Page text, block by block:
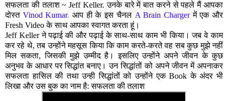
सफलता की तलाश ~ Jeff Keller.उनके बारे में बात करने से पहले मैं आपका
दोस्त Vinod Kumar. आप ही के इस चैनल A Brain Chargerमें एक और
Fresh Video के साथ आपका स्वागत करता हूं।
Jeff Keller ने पढ़ाई की और पढ़ाई के साथ-साथ काम भी किया। जब वे काम
कर रहे थे, तब उन्होंने महसूस किया कि काम करते-करते वह सब कुछ मुझे नहीं
मिल सकता, जिसकी मुझे उम्मीद है। इसलिए उन्होंने अपने जीवन के कुछ
अनुभव के आधार पर सिद्धांत बनाए। उन सिद्धांतों को अपने जीवन में अपनाकर
सफलता हासिल की तथा उन्ही सिद्धांतों को उन्होंने एक Book के अंदर भी
लिखा और उस बुक का नाम है: सफलता की तलाश